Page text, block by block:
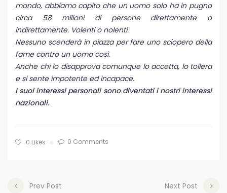
mondo, abbiamo capito che un uomo solo ha in pugno
circa 58 milioni di persone direttamente o
indirettamente. Volenti o nolenti.
Nessuno scenderà in piazza per fare uno sciopero della
fame contro un uomo così.
Anche chi lo disapprova comunque lo accetta, lo tollera
e si sente impotente ed incapace.
I suoi interessi personali sono diventati i nostri interessi
nazionali.
0 Likes 0 Comments
Prev Post Next Post